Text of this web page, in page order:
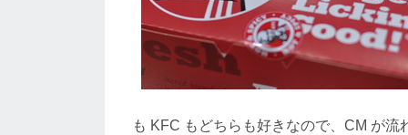
も KFC もどちらも好きなので、CM が流